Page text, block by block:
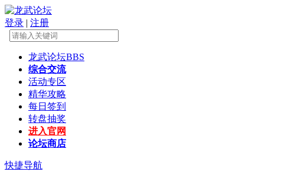
登录 | 注册
龙武论坛BBS
综合交流
活动专区
精华攻略
每日签到
转盘抽奖
进入官网
论坛商店
快捷导航